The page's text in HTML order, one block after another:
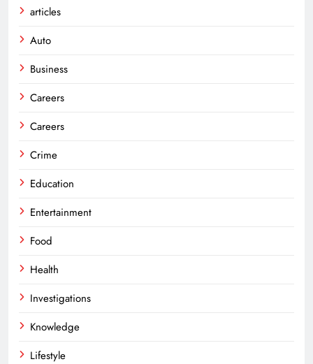
articles
Auto
Business
Careers
Careers
Crime
Education
Entertainment
Food
Health
Investigations
Knowledge
Lifestyle